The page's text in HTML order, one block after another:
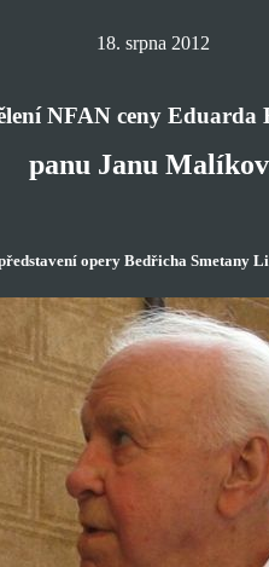
18. srpna 2012
NFAN ceny Eduarda
panu Janu
opery Bedřicha Smetany